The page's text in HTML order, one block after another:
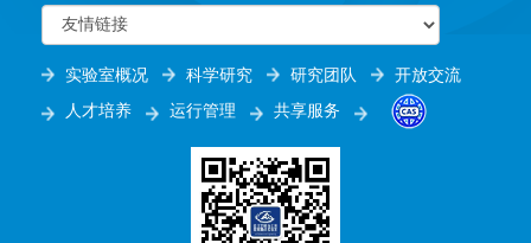
实验室概况 科学研究 研究团队
开放交流
人才培养
运行管理 共享服务